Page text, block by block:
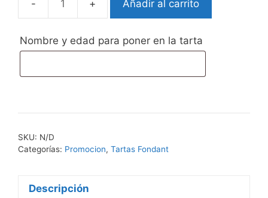
Tarta
Labubu
cantidad
Añadir al carrito
Nombre y edad para poner en la tarta
SKU: N/D
Categorías: Promocion, Tartas Fondant
Descripción